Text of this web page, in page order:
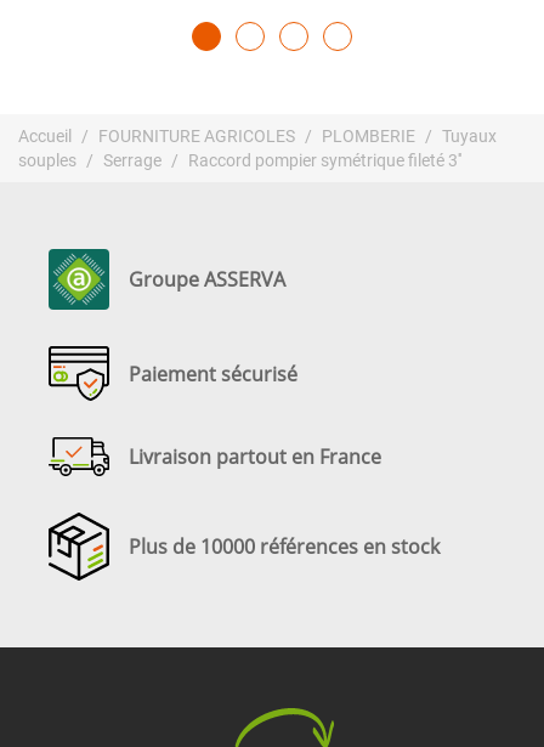
Accueil FOURNITURE AGRICOLES PLOMBERIE
Tuyaux
souples
Serrage Raccord pompier symétrique fileté 3''
Groupe ASSERVA
Paiement sécurisé
Livraison partout en France
Plus de 10000 références en stock